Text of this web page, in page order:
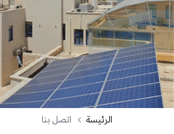
الرئيسة اتصل بنا